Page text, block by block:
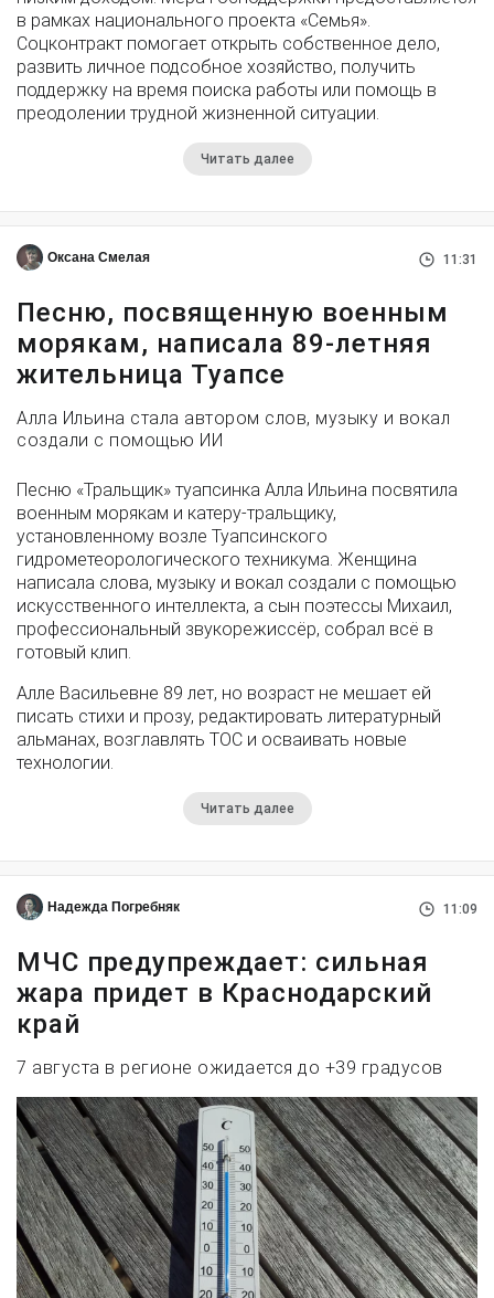
в рамках национального проекта «Семья».
Соцконтракт помогает открыть собственное дело,
развить личное подсобное хозяйство, получить
поддержку на время поиска работы или помощь в
преодолении трудной жизненной ситуации.
Читать далее
Оксана Смелая 11:31
Песню, посвященную военным
морякам, написала 89-летняя
жительница Туапсе
Алла Ильина стала автором слов, музыку и вокал
создали с помощью ИИ
Песню «Тральщик» туапсинка Алла Ильина посвятила
военным морякам и катеру-тральщику,
установленному возле Туапсинского
гидрометеорологического техникума. Женщина
написала слова, музыку и вокал создали с помощью
искусственного интеллекта, а сын поэтессы Михаил,
профессиональный звукорежиссёр, собрал всё в
готовый клип.
Алле Васильевне 89 лет, но возраст не мешает ей
писать стихи и прозу, редактировать литературный
альманах, возглавлять ТОС и осваивать новые
технологии.
Читать далее
Надежда Погребняк 11:09
МЧС предупреждает: сильная
жара придет в Краснодарский
край
7 августа в регионе ожидается до +39 градусов